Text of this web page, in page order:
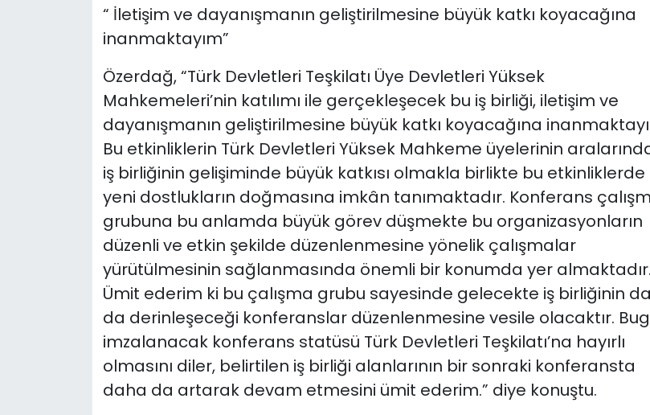
“ İletişim ve dayanışmanın geliştirilmesine büyük katkı koyacağına
inanmaktayım”
Özerdağ, “Türk Devletleri Teşkilatı Üye Devletleri Yüksek
Mahkemeleri’nin katılımı ile gerçekleşecek bu iş birliği, iletişim ve
dayanışmanın geliştirilmesine büyük katkı koyacağına
Bu etkinliklerin Türk Devletleri Yüksek Mahkeme üyelerinin
iş birliğinin gelişiminde büyük katkısı olmakla birlikte bu etkinliklerde
yeni dostlukların doğmasına imkân tanımaktadır. Konferans
grubuna bu anlamda büyük görev düşmekte bu organizasyonların
düzenli ve etkin şekilde düzenlenmesine yönelik çalışmalar
yürütülmesinin sağlanmasında önemli bir konumda yer almaktadır.
Ümit ederim ki bu çalışma grubu sayesinde gelecekte iş birliğinin
da derinleşeceği konferanslar düzenlenmesine vesile olacaktır.
imzalanacak konferans statüsü Türk Devletleri Teşkilatı’na hayırlı
olmasını diler, belirtilen iş birliği alanlarının bir sonraki konferansta
daha da artarak devam etmesini ümit ederim.” diye konuştu.